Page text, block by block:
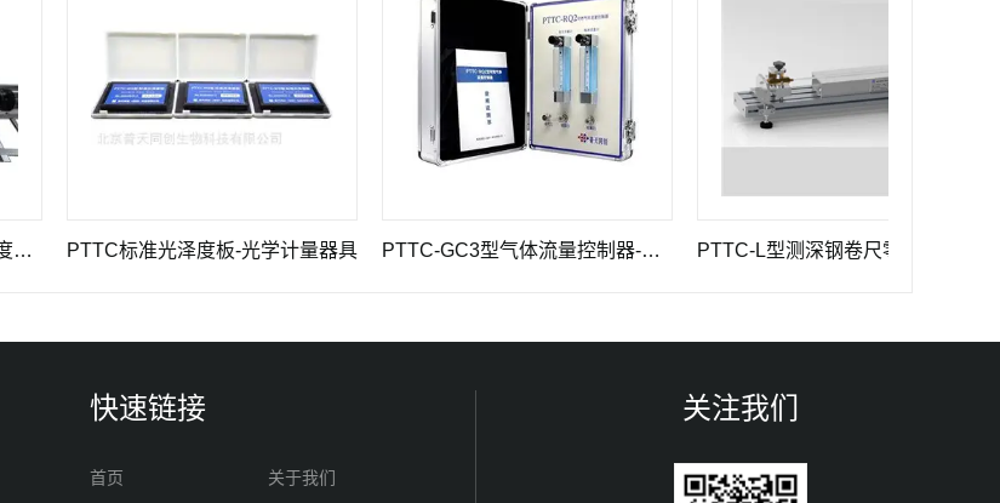
PTTC标准光泽度板-光学计量器具 PTTC-GC3型气体流量控制器-化学及常用建标仪器
快速链接
首页 关于我们
关注我们